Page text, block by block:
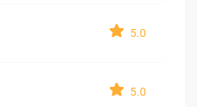
5.0
5.0